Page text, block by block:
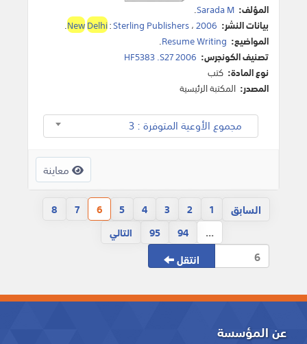
المؤلف: Sarada M
.
بيانات النشر:
NewDelhi:Sterling Publishers،2006
.
المواضيع: Resume Writing
.
تصنيف الكونجرس: HF5383 .S27 2006
نوع المادة: كتب
المصدر: المكتبة الرئيسية
مجموع الأوعية المتوفرة : 3
معاينة
السابق 1
2
3
4
5
6
7
8
...
94
95 التالي
انتقل
عن المؤسسة